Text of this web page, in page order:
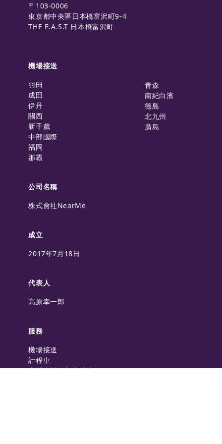
〒103-0006
東京都中央區日本橋富沢町9-4
THE E.A.S.T 日本橋富沢町
機場接送
羽田
成田
伊丹
關西
新千歲
中部國際
福岡
那霸
公司名稱
株式會社NearMe
成立
2017年7月18日
代表人
高原幸一郎
服務
機場接送
計程車
大型車輛・包車服務
青森
南紀白濱
德島
北九州
廣島